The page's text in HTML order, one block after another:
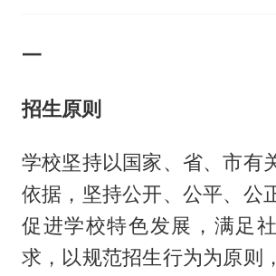
一
招生原则
学校坚持以国家、省、市有
依据，坚持公开、公平、公
促进学校特色发展，满足
求，以规范招生行为为原则